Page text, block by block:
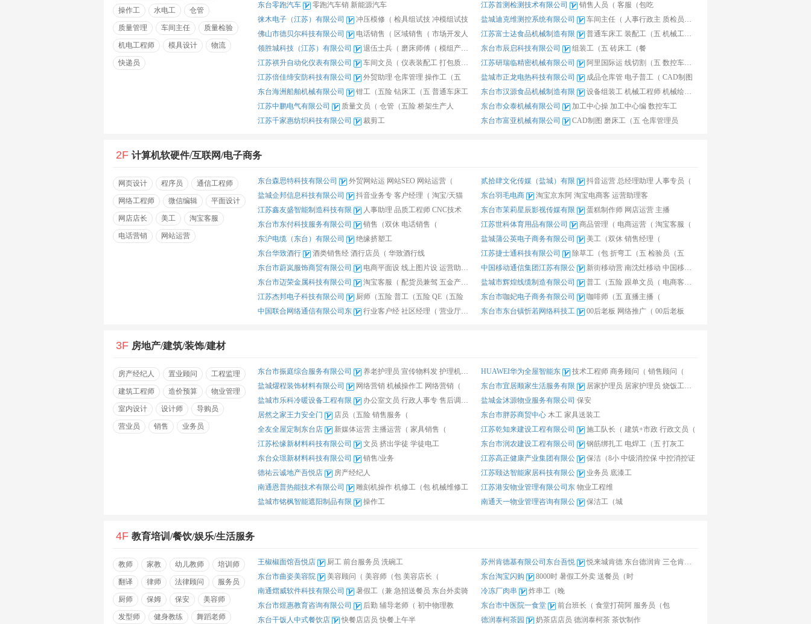
操作工 水电工 仓管
质量管理 车间主任 质量检验
机电工程师 模具设计 物流
快递员
东台零跑汽车
零跑汽车销 新能源汽车 江苏首测检测技术有限公司 销售人员（ 客服（包吃
徕木电子（江苏）有限公司
冲压模修（ 检具组试技 冲模组试技 盐城迪克维测控系统有限公司 车间主任（ 人事行政主 质检员（五
佛山市德贝尔科技有限公司
电话销售（ 区域销售（ 市场开发人 江苏富士迏食品机械制造有限 普通车床工 装配工（五 机械工程师
领胜城科技（江苏）有限公司
退伍士兵（ 磨床师傅（ 模组产线员 东台市辰启科技有限公司 组装工（五 砖床工（餐
江苏祺升自动化仪表有限公司
车间文员（ 仪表装配工 打包质检员 江苏研瑞临精密机械有限公司 阿里国际运 线切割（五 数控车床师
江苏倍佳缔安防科技有限公司
外贸助理 仓库管理 操作工（五 盐城市正龙电热科技有限公司 成品仓库管 电子普工（ CAD制图
东台海洲船舶机械有限公司
钳工（五险 钻床工（五 普通车床工 东台市汉源食品机械制造有限 设备组装工 机械工程师 机械绘图员
江苏中鹏电气有限公司
质量文员（ 仓管（五险 桥架生产人 东台市众泰机械有限公司 加工中心操 加工中心编 数控车工
江苏千家惠纺织科技有限公司
裁剪工 东台市富亚机械有限公司 CAD制图 磨床工（五 仓库管理员
2F 计算机软硬件/互联网/电子商务
网页设计 程序员 通信工程师
网络工程师 微信编辑 平面设计
网店店长 美工 淘宝客服
电话营销 网站运营
东台森思特科技有限公司 外贸网站运 网站SEO 网站运营（ 贰拾肆文化传媒（盐城）有限 抖音运营 总经理助理 人事专员（
盐城企邦信息科技有限公司
抖音业务专 客户经理（ 淘宝/天猫 东台羽毛电商 淘宝京东阿 淘宝电商客 运营助理客
江苏鑫友盛智能制造科技有限
人事助理 品质工程师 CNC技术 东台市茉莉星辰影视传媒有限 蛋糕制作师 网店运营 主播
东台市东付科技服务有限公司
销售（双休 电话销售（ 江苏世科体育用品有限公司 商品管理（ 电商运营（ 淘宝客服（
东沪电缆（东台）有限公司
绝缘挤塑工 盐城蒲公英电子商务有限公司 美工（双休 销售经理（
东台华致酒行
酒类销售经 酒行店员（ 华致酒行线 江苏捷士通科技有限公司 除草工（包 折弯工（五 检验员（五
东台市蔚岚服饰商贸有限公司
电商平面设 线上图片设 运营助理（ 中国移动通信集团江苏有限公 新街移动营 南沈灶移动 中国移动南
东台市迈荣金属科技有限公司
淘宝客服（ 配货员兼驾 五金产品电 盐城市辉煌线缆制造有限公司 普工（五险 跟单文员（ 电商客服（
江苏杰邦电子科技有限公司
厨师（五险 普工（五险 QE（五险 东台市咖妃电子商务有限公司 咖啡师（五 直播主播（
中国联合网络通信有限公司东
行业客户经 社区经理（ 营业厅营业 东台市东台镇忻若网络科技工 00后老板 网络推广（ 00后老板
3F 房地产/建筑/装饰/建材
房产经纪人 置业顾问 工程监理
建筑工程师 造价预算 物业管理
室内设计 设计师 导购员
营业员 销售 业务员
东台市振庭综合服务有限公司 养老护理员 宣传物料发 护理机构勤 HUAWEI华为全屋智能东 技术工程师 商务顾问（ 销售顾问（
盐城燿程装饰材料有限公司
网络营销 机械操作工 网络营销（ 东台市宜居顺家生活服务有限 居家护理员 居家护理员 烧饭工（包
盐城市乐科冷暖设备工程有限
办公室文员 行政人事专 售后调度文 盐城金沐源物业服务有限公司 保安
居然之家王力安全门
店员（五险 销售服务（ 东台市胖苏商贸中心 木工 家具送装工
全友全屋定制东台店
新媒体运营 主播运营（ 家具销售（ 江苏乾知来建设工程有限公司 施工队长（ 建筑+市政 行政文员（
江苏松缘新材料科技有限公司
文员 挤出学徒 学徒电工 东台市润农建设工程有限公司 钢筋绑扎工 电焊工（五 打灰工
东台众璟新材料科技有限公司
销售/业务 江苏高正健康产业集团有限公 保洁（8小 中级消控保 中控消控证
德祐云诚地产吾悦店
房产经纪人 江苏颐达智能家居科技有限公 业务员 底漆工
南通恩普热能技术有限公司
雕刻机操作 机修工（包 机械维修工 江苏港安物业管理有限公司东 物业工程维
盐城市铭枫智能遮阳制品有限
操作工 南通天一物业管理咨询有限公 保洁工（城
4F 教育培训/餐饮/娱乐/生活服务
教师 家教 幼儿教师 培训师
翻译 律师 法律顾问 服务员
厨师 保姆 保安 美容师
发型师 健身教练 舞蹈老师
王椒椒面馆吾悦店 厨工 前台服务员 洗碗工 苏州肯德基有限公司东台吾悦 悦来城肯德 东台德润肯 三仓肯德基
东台市曲姿美容院
美容顾问（ 美容师（包 美容店长（ 东台淘宝闪购 8000时 暑假工外卖 送餐员（时
南通熠威软件科技有限公司
暑假工（兼 急招送餐员 东台外卖骑 冷冻厂肉串
炸串工（晚
东台市煜惠教育咨询有限公司
后勤 辅导老师（ 初中物理教 东台市中医院一食堂 前台班长（ 食堂打荷阿 服务员（包
东台干饭人中式餐饮店
快餐店店员 快餐上午半 德润泰柯茶园 奶茶店店员 德润泰柯茶 茶饮制作